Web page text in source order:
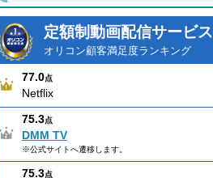
定額制動画配信サービス
オリコン顧客満足度ランキング
77.0点
Netflix
75.3点
DMM TV
※公式サイトへ遷移します。
75.3点